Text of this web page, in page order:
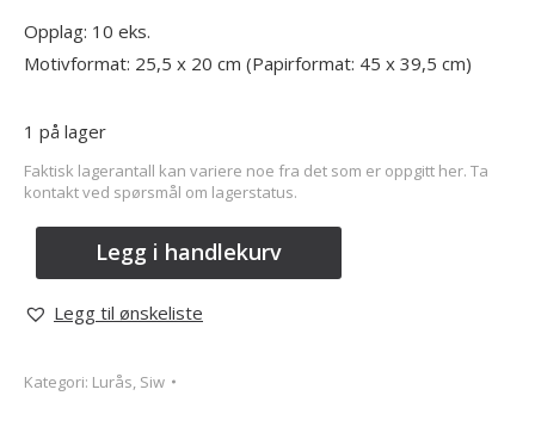
Opplag: 10 eks.
Motivformat: 25,5 x 20 cm (Papirformat: 45 x 39,5 cm)
1 på lager
Faktisk lagerantall kan variere noe fra det som er oppgitt her. Ta
kontakt ved spørsmål om lagerstatus.
Legg i handlekurv
Legg til ønskeliste
Kategori: Lurås, Siw